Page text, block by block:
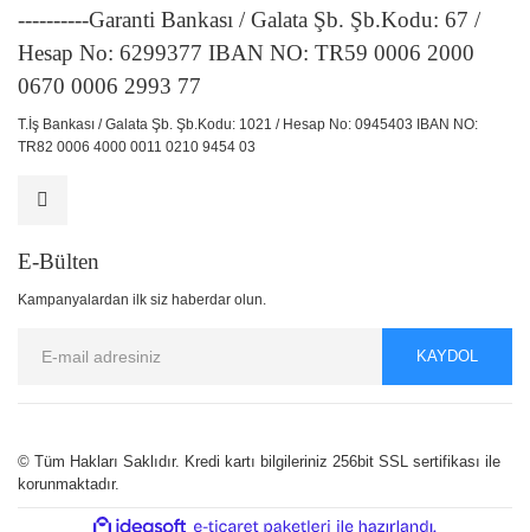
----------Garanti Bankası / Galata Şb. Şb.Kodu: 67 /
Hesap No: 6299377 IBAN NO: TR59 0006 2000
0670 0006 2993 77
T.İş Bankası / Galata Şb. Şb.Kodu: 1021 / Hesap No: 0945403 IBAN NO:
TR82 0006 4000 0011 0210 9454 03
E-Bülten
Kampanyalardan ilk siz haberdar olun.
KAYDOL
© Tüm Hakları Saklıdır. Kredi kartı bilgileriniz 256bit SSL sertifikası ile
korunmaktadır.
ideasoft e-